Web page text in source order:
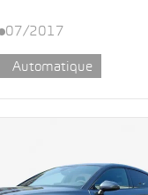
07/2017
Automatique